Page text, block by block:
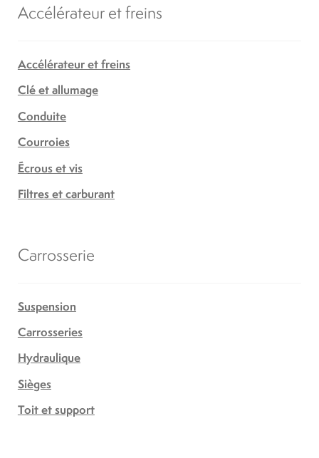
Accélérateur et freins
Accélérateur et freins
Clé et allumage
Conduite
Courroies
Écrous et vis
Filtres et carburant
Carrosserie
Suspension
Carrosseries
Hydraulique
Sièges
Toit et support